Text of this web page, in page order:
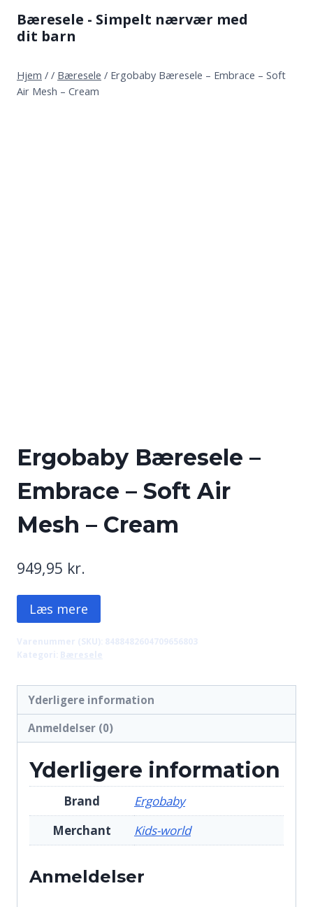
indhold
Bæresele - Simpelt nærvær med
dit barn
Hjem / / Bæresele / Ergobaby Bæresele – Embrace – Soft
Air Mesh – Cream
Ergobaby Bæresele –
Embrace – Soft Air
Mesh – Cream
949,95 kr.
Læs mere
Varenummer (SKU): 8488482604709656803
Kategori: Bæresele
Yderligere information
Anmeldelser (0)
Yderligere information
Brand
Ergobaby
Merchant
Kids-world
Anmeldelser